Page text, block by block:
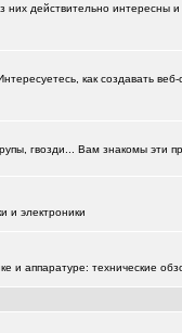
волне) - 4
(tramov)
них действительно интересны
как создавать
гвозди... Вам знакомы
и электроники
и аппаратуре: технические